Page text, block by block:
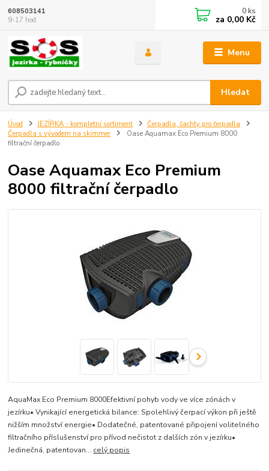
Menu
Hledat
608503141
9-17 hod.
0 ks
za 0,00 Kč
Úvod JEZÍRKA - kompletní sortiment
Čerpadla, šachty pro čerpadla
Čerpadla s vývodem na skimmer
Oase Aquamax Eco Premium 8000
filtrační čerpadlo
Oase Aquamax Eco Premium
8000 filtrační čerpadlo
AquaMax Eco Premium 8000Efektivní pohyb vody ve více zónách v
jezírku• Vynikající energetická bilance: Spolehlivý čerpací výkon při ještě
nižším množství energie• Dodatečné, patentované připojení volitelného
filtračního příslušenství pro přívod nečistot z dalších zón v jezírku•
Jedinečná, patentovan... celý popis